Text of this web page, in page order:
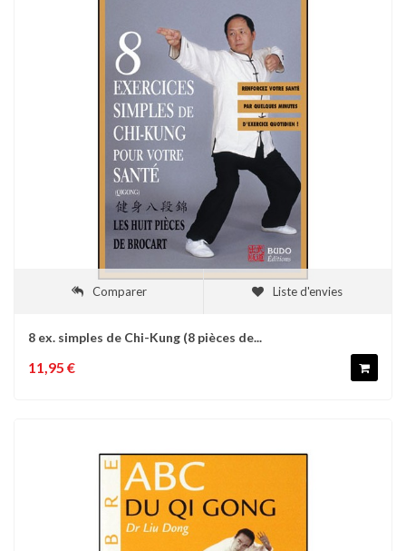
Comparer Liste d'envies
8 ex. simples de Chi-Kung (8 pièces de...
11,95 €